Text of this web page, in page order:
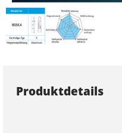
Produktdetails